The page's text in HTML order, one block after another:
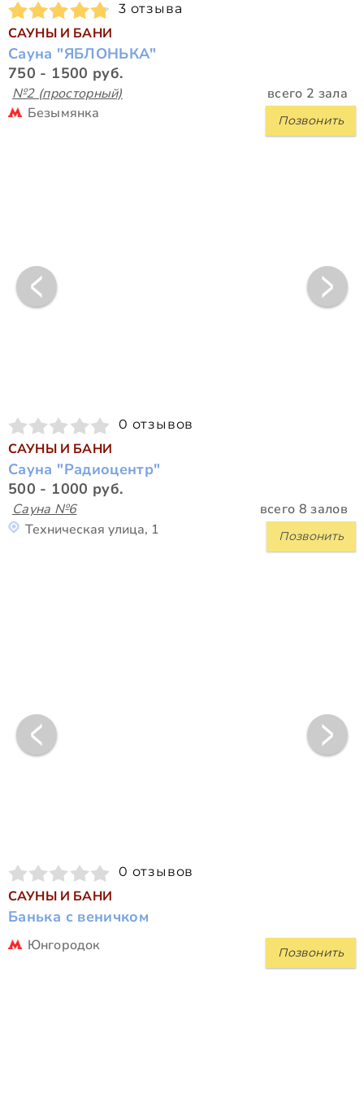
3 отзыва
САУНЫ И БАНИ
Сауна "ЯБЛОНЬКА"
750 - 1500 руб.
№2 (просторный) всего 2 зала
Позвонить
Безымянка
0 отзывов
САУНЫ И БАНИ
Сауна "Радиоцентр"
500 - 1000 руб.
Сауна №6 всего 8 залов
Позвонить
Техническая улица, 1
0 отзывов
САУНЫ И БАНИ
Банька с веничком
Позвонить
Юнгородок